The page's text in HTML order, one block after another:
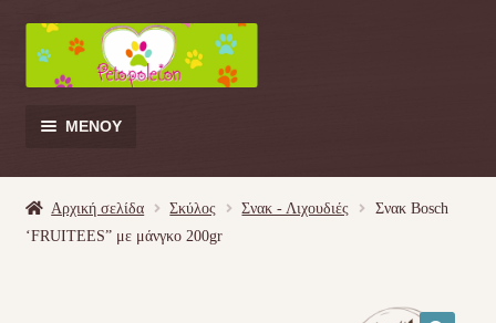
Απευθείας
μετάβαση
στην
πλοήγηση
Μετάβαση
σε
περιεχόμενο
ΜΕΝΟΎ
Αρχική σελίδα Σκύλος Σνακ - Λιχουδιές
Σνακ Bosch
‘FRUITEES” με μάνγκο 200gr